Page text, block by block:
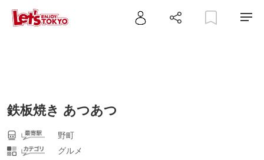
鉄板焼き あつあつ
野町
グルメ